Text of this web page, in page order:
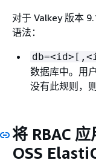
对于 Valkey 版本
语法：
数据库中。用
没有此规则，
将 RBAC
OSS